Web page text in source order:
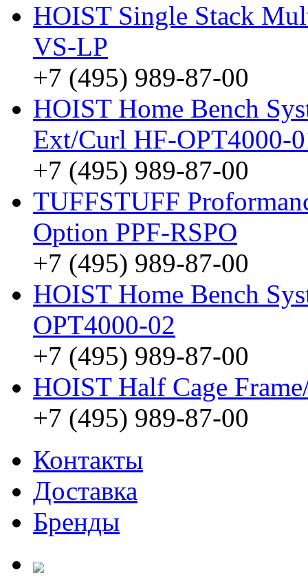
HOIST Single Stack
VS-LP
+7 (495) 989-87-00
HOIST Home Bench
Ext/Curl HF-OPT4000-
+7 (495) 989-87-00
TUFFSTUFF
Option PPF-RSPO
+7 (495) 989-87-00
HOIST Home Bench
OPT4000-02
+7 (495) 989-87-00
HOIST Half Cage
+7 (495) 989-87-00
Контакты
Доставка
Бренды